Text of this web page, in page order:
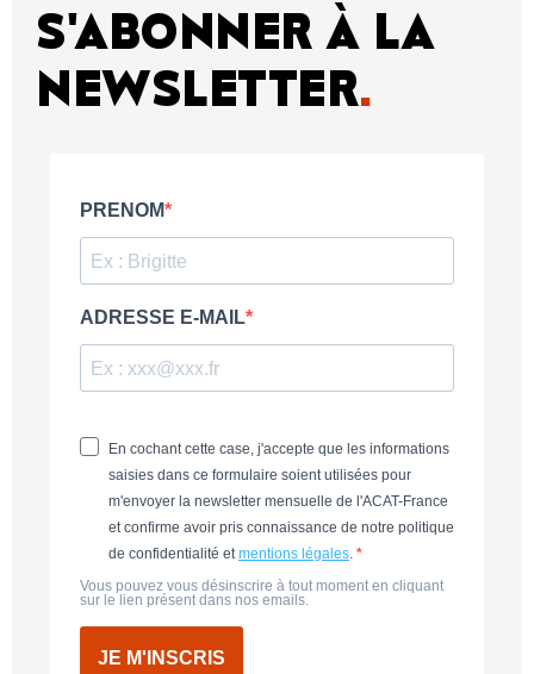
S'ABONNER À LA
NEWSLETTER.
PRENOM
ADRESSE E-MAIL
En cochant cette case, j'accepte que les informations
saisies dans ce formulaire soient utilisées pour
m'envoyer la newsletter mensuelle de l'ACAT-France
et confirme avoir pris connaissance de notre politique
de confidentialité etmentions légales.
Vous pouvez vous désinscrire à tout moment en cliquant
sur le lien présent dans nos emails.
JE M'INSCRIS